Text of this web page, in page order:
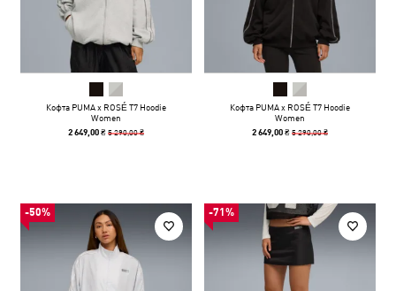
Кофта PUMA x ROSÉ T7 Hoodie
Women
2 649,00 ₴5 290,00 ₴
Кофта PUMA x ROSÉ T7 Hoodie
Women
2 649,00 ₴5 290,00 ₴
-50% -71%